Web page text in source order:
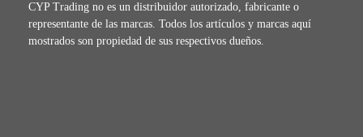
CYP Trading no es un distribuidor autorizado, fabricante o
representante de las marcas. Todos los artículos y marcas aquí
mostrados son propiedad de sus respectivos dueños.